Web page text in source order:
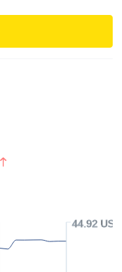
44.92 USD